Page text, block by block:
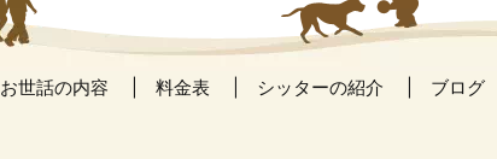
お世話の内容 料金表 シッターの紹介 ブログ